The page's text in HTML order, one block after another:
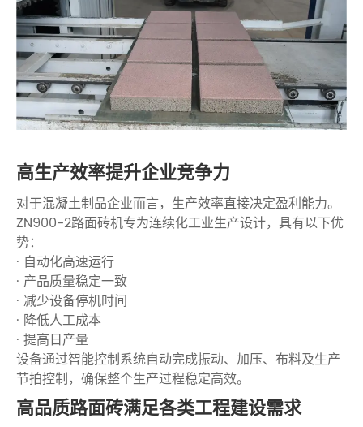
高生产效率提升企业竞争力
对于混凝土制品企业而言，生产效率直接决定盈利能力。
ZN900-2路面砖机专为连续化工业生产设计，具有以下优
势：
· 自动化高速运行
· 产品质量稳定一致
· 减少设备停机时间
· 降低人工成本
· 提高日产量
设备通过智能控制系统自动完成振动、加压、布料及生产
节拍控制，确保整个生产过程稳定高效。
高品质路面砖满足各类工程建设需求